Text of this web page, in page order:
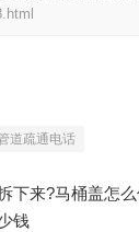
道疏通电话
下来?马桶盖怎
钱